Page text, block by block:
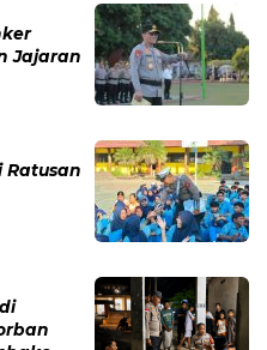
Jajaran
Ratusan